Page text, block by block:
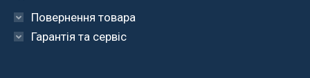
Повернення товара
Гарантія та сервіс